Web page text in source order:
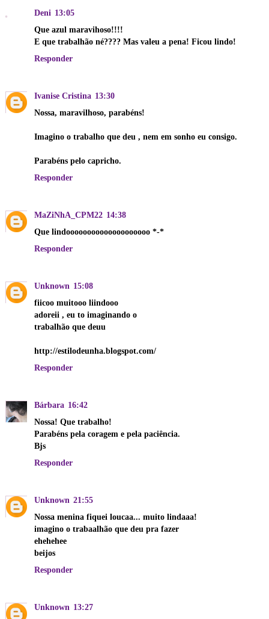
Deni 13:05
Que azul maravihoso!!!!
E que trabalhão né???? Mas valeu a pena! Ficou lindo!
Responder
Ivanise Cristina 13:30
Nossa, maravilhoso, parabéns!
Imagino o trabalho que deu , nem em sonho eu consigo.
Parabéns pelo capricho.
Responder
MaZiNhA_CPM22 14:38
Que lindoooooooooooooooooooo *-*
Responder
Unknown 15:08
fiicoo muitooo liindooo
adoreii , eu to imaginando o
trabalhão que deuu
http://estilodeunha.blogspot.com/
Responder
Bárbara 16:42
Nossa! Que trabalho!
Parabéns pela coragem e pela paciência.
Bjs
Responder
Unknown 21:55
Nossa menina fiquei loucaa... muito lindaaa!
imagino o trabaalhão que deu pra fazer
ehehehee
beijos
Responder
Unknown 13:27